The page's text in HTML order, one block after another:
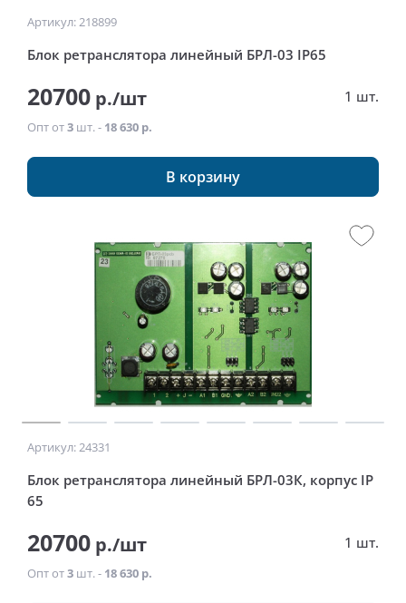
Артикул: 218899
Блок ретранслятора линейный БРЛ-03 IP65
20700 р./шт 1 шт.
Опт от3 шт. - 18 630 р.
В корзину
Артикул: 24331
Блок ретранслятора линейный БРЛ-03К, корпус IP
65
20700 р./шт 1 шт.
Опт от3 шт. - 18 630 р.